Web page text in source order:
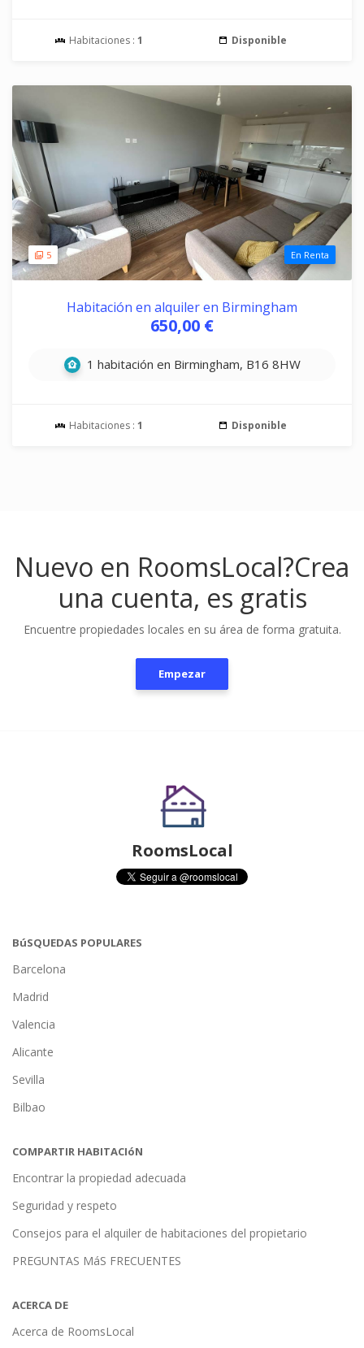
Habitaciones : 1 Disponible
5 En Renta
Habitación en alquiler en Birmingham
650,00 €
1 habitación en Birmingham, B16 8HW
Habitaciones : 1 Disponible
Nuevo en RoomsLocal?Crea
una cuenta, es gratis
Encuentre propiedades locales en su área de forma gratuita.
Empezar
RoomsLocal
BúSQUEDAS POPULARES
Barcelona
Madrid
Valencia
Alicante
Sevilla
Bilbao
COMPARTIR HABITACIóN
Encontrar la propiedad adecuada
Seguridad y respeto
Consejos para el alquiler de habitaciones del propietario
PREGUNTAS MáS FRECUENTES
ACERCA DE
Acerca de RoomsLocal